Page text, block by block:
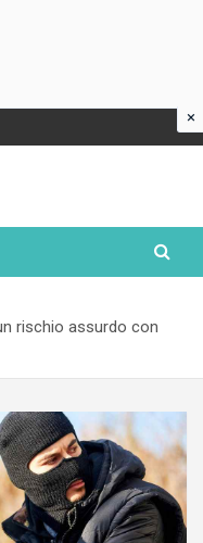
rischio assurdo con
×